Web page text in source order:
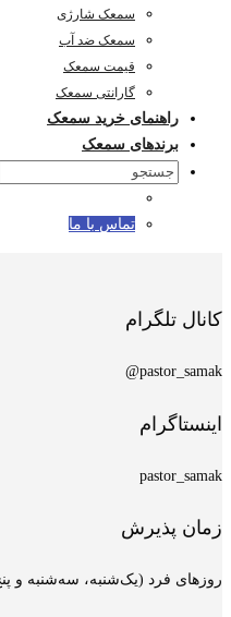
سمعک شارژی
سمعک ضد آب
قیمت سمعک
گارانتی سمعک
راهنمای خرید سمعک
برندهای سمعک
Search
تماس با ما
کانال تلگرام
pastor_samak@
اینستاگرام
pastor_samak
زمان پذیرش
روزهای فرد (یک‌شنبه، سه‌شنبه و پنج‌شنبه)